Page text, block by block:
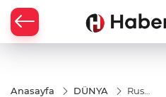
Anasayfa DÜNYA
Rus